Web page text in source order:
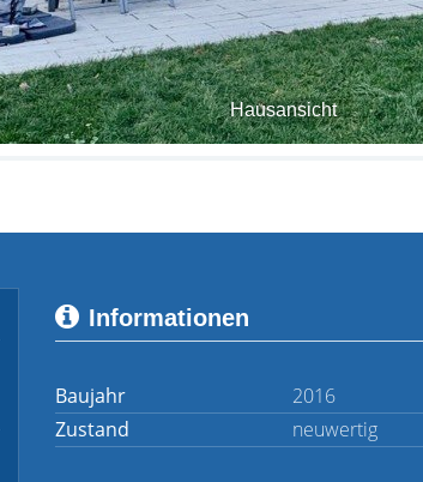
Hausansicht
Informationen
Baujahr 2016
Zustand
neuwertig